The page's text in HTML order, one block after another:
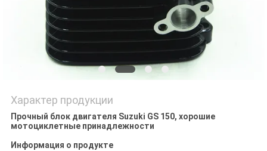
Характер продукции
Прочный блок двигателя Suzuki GS 150, хорошие
мотоциклетные принадлежности
Информация о продукте